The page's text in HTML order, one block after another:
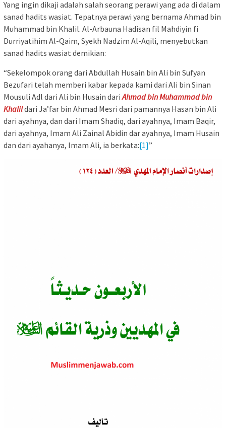
Yang ingin dikaji adalah salah seorang perawi yang ada di dalam
sanad hadits wasiat. Tepatnya perawi yang bernama Ahmad bin
Muhammad bin Khalil. Al-Arbauna Hadisan fil Mahdiyin fi
Durriyatihim Al-Qaim, Syekh Nadzim Al-Aqili, menyebutkan
sanad hadits wasiat demikian:
“Sekelompok orang dari Abdullah Husain bin Ali bin Sufyan
Bezufari telah memberi kabar kepada kami dari Ali bin Sinan
Mousuli Adl dari Ali bin Husain dariAhmad bin Muhammad bin
Khalildari Ja’far bin Ahmad Mesri dari pamannya Hasan bin Ali
dari ayahnya, dan dari Imam Shadiq, dari ayahnya, Imam Baqir,
dari ayahnya, Imam Ali Zainal Abidin dar ayahnya, Imam Husain
dan dari ayahanya, Imam Ali, ia berkata:[1]”